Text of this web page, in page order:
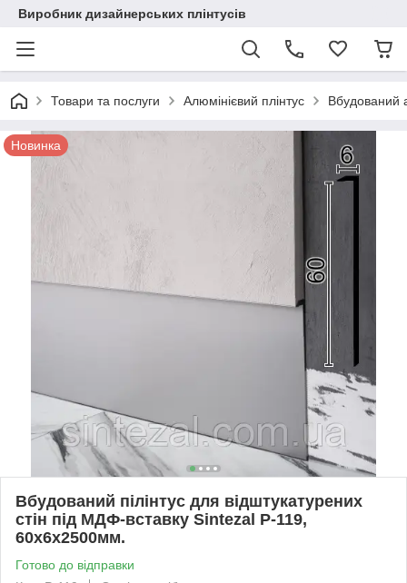
Виробник дизайнерських плінтусів
Товари та послуги Алюмінієвий плінтус Вбудований
Новинка
Вбудований пілінтус для відштукатурених
стін під МДФ-вставку Sintezal P-119,
60х6х2500мм.
Готово до відправки